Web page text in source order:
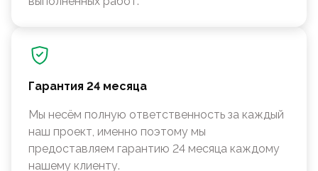
Гарантия 24 месяца
Мы несём полную ответственность за каждый
наш проект, именно поэтому мы
предоставляем гарантию 24 месяца каждому
нашему клиенту.